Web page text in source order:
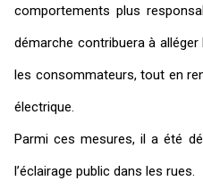
comportements plus
démarche contribuera à
les consommateurs, tout en
électrique.
Parmi ces mesures, il a été
l’éclairage public dans les rues.